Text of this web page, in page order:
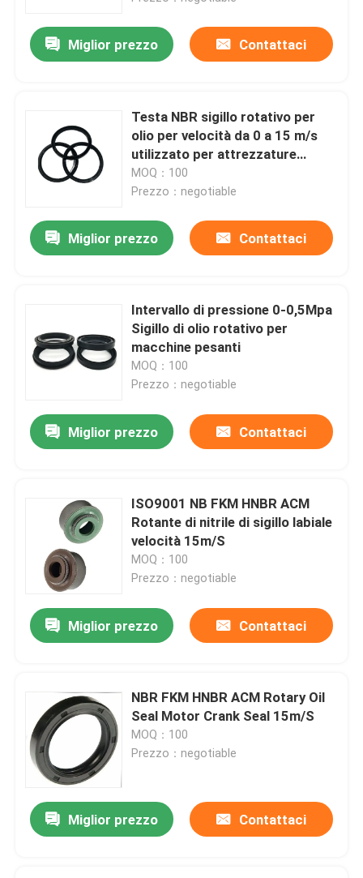
Miglior prezzo Contattaci
Testa NBR sigillo rotativo per
olio per velocità da 0 a 15 m/s
utilizzato per attrezzature
industriali
MOQ：100
Prezzo：negotiable
Miglior prezzo Contattaci
Intervallo di pressione 0-0,5Mpa
Sigillo di olio rotativo per
macchine pesanti
MOQ：100
Prezzo：negotiable
Miglior prezzo Contattaci
ISO9001 NB FKM HNBR ACM
Rotante di nitrile di sigillo labiale
velocità 15m/S
MOQ：100
Prezzo：negotiable
Miglior prezzo Contattaci
NBR FKM HNBR ACM Rotary Oil
Seal Motor Crank Seal 15m/S
MOQ：100
Prezzo：negotiable
Miglior prezzo Contattaci